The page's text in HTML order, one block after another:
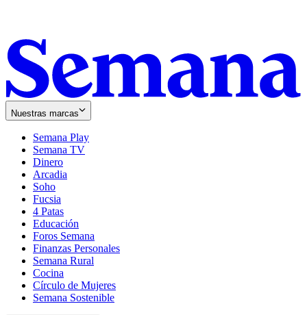
Nuestras marcas
Semana Play
Semana TV
Dinero
Arcadia
Soho
in
new
window
Fucsia
in
new
window
4 Patas
Educación
Foros Semana
Finanzas Personales
Semana Rural
Cocina
Círculo de Mujeres
Semana Sostenible